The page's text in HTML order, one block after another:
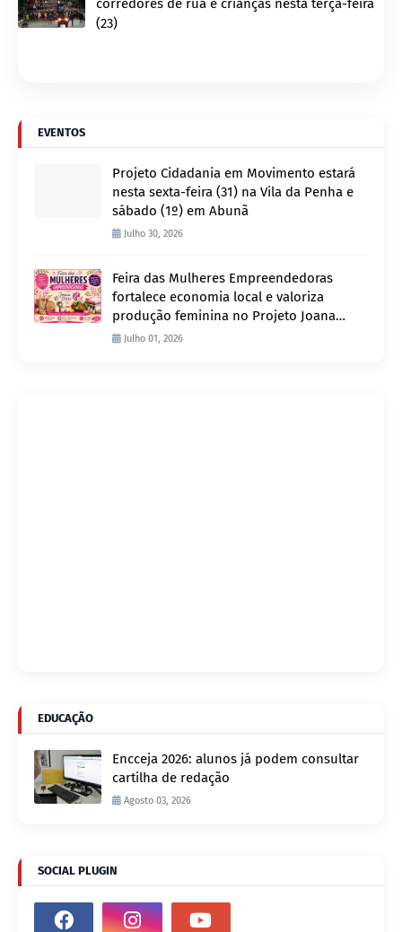
(23)
EVENTOS
Projeto Cidadania em Movimento estará
nesta sexta-feira (31) na Vila da Penha e
sábado (1º) em Abunã
Julho 30, 2026
Feira das Mulheres Empreendedoras
fortalece economia local e valoriza
produção feminina no Projeto Joana
D’Arc
Julho 01, 2026
EDUCAÇÃO
Encceja 2026: alunos já podem consultar
cartilha de redação
Agosto 03, 2026
SOCIAL PLUGIN